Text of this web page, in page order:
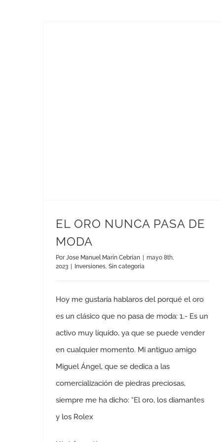
EL ORO NUNCA PASA DE
MODA
PorJose Manuel Marín Cebrían
mayo 8th,
2023
Inversiones, Sin categoría
Hoy me gustaría hablaros del porqué el oro
es un clásico que no pasa de moda: 1.- Es un
activo muy líquido, ya que se puede vender
en cualquier momento. Mi antiguo amigo
Miguel Ángel, que se dedica a las
comercialización de piedras preciosas,
siempre me ha dicho: “El oro, los diamantes
y los Rolex